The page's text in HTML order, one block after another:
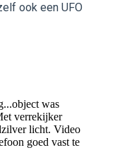
ook een UFO